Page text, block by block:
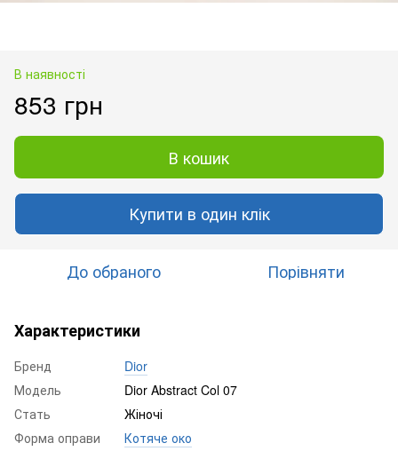
В наявності
853 грн
В кошик
Купити в один клік
До обраного Порівняти
Характеристики
Бренд
Dior
Модель
Dior Abstract Col 07
Стать
Жіночі
Форма оправи
Котяче око